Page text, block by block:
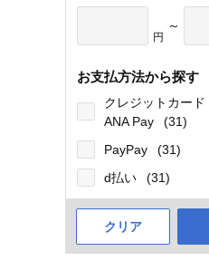
円
～
お支払方法から探す
クレジットカード
ANA Pay
(31)
PayPay
(31)
d払い
(31)
クリア